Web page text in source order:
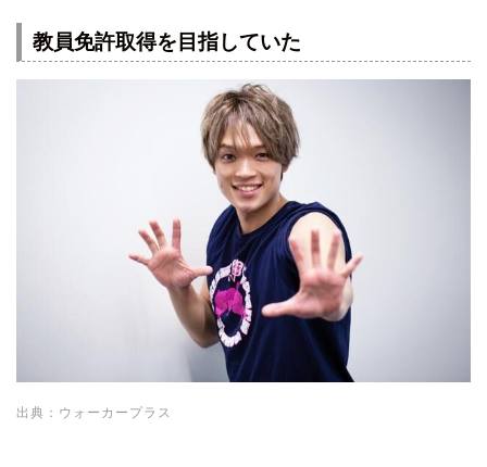
教員免許取得を目指していた
出典：ウォーカープラス